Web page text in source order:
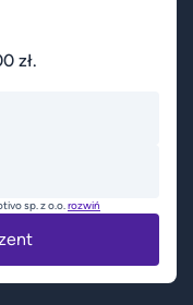
zł.
sp. z o.o.rozwiń